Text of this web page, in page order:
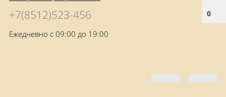
0
+7(8512)523-456
Ежедневно с 09:00 до 19:00